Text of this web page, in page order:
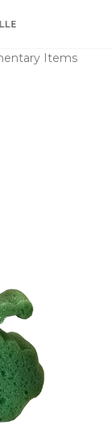
Items